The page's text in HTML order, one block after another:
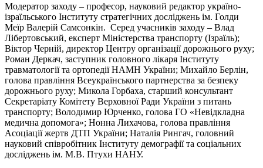
Модератор заходу – професор, науковий редактор україно-
ізраїльського Інституту стратегічних досліджень ім. Голди
Меїр Валерій Самсонкін. Серед учасників заходу – Влад
Лібертовський, експерт Міністерства транспорту (Ізраїль);
Віктор Черній, директор Центру організації дорожнього руху;
Роман Деркач, заступник головного лікаря Інституту
травматології та ортопедії НАМН України; Михайло Берлін,
голова правління Всеукраїнського партнерства за безпеку
дорожнього руху; Микола Горбаха, старший консультант
Секретаріату Комітету Верховної Ради України з питань
транспорту; Володимир Юрченко, голова ГО «Невідкладна
медична допомога»; Нонна Лихачова, голова правління
Асоціації жертв ДТП України; Наталія Рингач, головний
науковий співробітник Інституту демографії та соціальних
досліджень ім. М.В. Птухи НАНУ.